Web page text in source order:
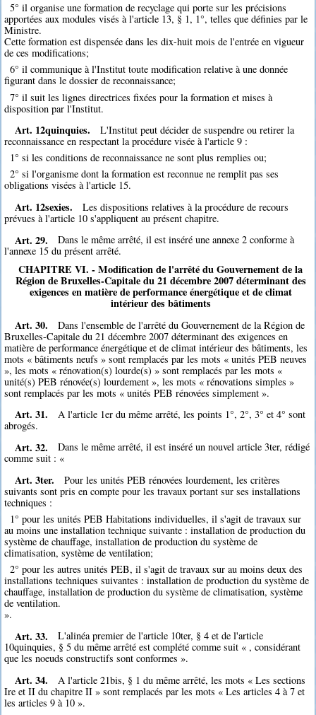
5° il organise une formation de recyclage qui porte sur les précisions
apportées aux modules visés à l'article 13, § 1, 1°, telles que définies par le
Ministre.
Cette formation est dispensée dans les dix-huit mois de l'entrée en vigueur
de ces modifications;
6° il communique à l'Institut toute modification relative à une donnée
figurant dans le dossier de reconnaissance;
7° il suit les lignes directrices fixées pour la formation et mises à
disposition par l'Institut.
Art. 12quinquies.
L'Institut peut décider de suspendre ou retirer la
reconnaissance en respectant la procédure visée à l'article 9 :
1° si les conditions de reconnaissance ne sont plus remplies ou;
2° si l'organisme dont la formation est reconnue ne remplit pas ses
obligations visées à l'article 15.
Art. 12sexies.
Les dispositions relatives à la procédure de recours
prévues à l'article 10 s'appliquent au présent chapitre.
Art. 29.
Dans le même arrêté, il est inséré une annexe 2 conforme à
l'annexe 15 du présent arrêté.
CHAPITRE VI. - Modification de l'arrêté du Gouvernement de la
Région de Bruxelles-Capitale du 21 décembre 2007 déterminant des
exigences en matière de performance énergétique et de climat
intérieur des bâtiments
Art. 30.
Dans l'ensemble de l'arrêté du Gouvernement de la Région de
Bruxelles-Capitale du 21 décembre 2007 déterminant des exigences en
matière de performance énergétique et de climat intérieur des bâtiments, les
mots « bâtiments neufs » sont remplacés par les mots « unités PEB neuves
», les mots « rénovation(s) lourde(s) » sont remplacés par les mots «
unité(s) PEB rénovée(s) lourdement », les mots « rénovations simples »
sont remplacés par les mots « unités PEB rénovées simplement ».
Art. 31.
A l'article 1er du même arrêté, les points 1°, 2°, 3° et 4° sont
abrogés.
Art. 32.
Dans le même arrêté, il est inséré un nouvel article 3ter, rédigé
comme suit : «
Art. 3ter.
Pour les unités PEB rénovées lourdement, les critères
suivants sont pris en compte pour les travaux portant sur ses installations
techniques :
1° pour les unités PEB Habitations individuelles, il s'agit de travaux sur
au moins une installation technique suivante : installation de production du
système de chauffage, installation de production du système de
climatisation, système de ventilation;
2° pour les autres unités PEB, il s'agit de travaux sur au moins deux des
installations techniques suivantes : installation de production du système de
chauffage, installation de production du système de climatisation, système
de ventilation.
».
Art. 33.
L'alinéa premier de l'article 10ter, § 4 et de l'article
10quinquies, § 5 du même arrêté est complété comme suit « , considérant
que les noeuds constructifs sont conformes ».
Art. 34.
A l'article 21bis, § 1 du même arrêté, les mots « Les sections
Ire et II du chapitre II » sont remplacés par les mots « Les articles 4 à 7 et
les articles 9 à 10 ».